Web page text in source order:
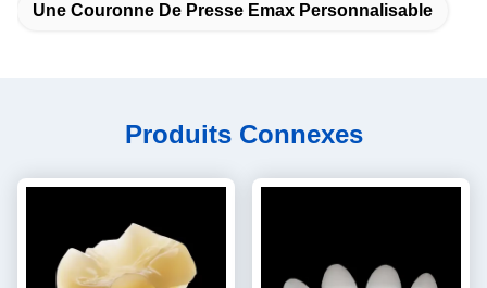
Une Couronne De Presse Emax Personnalisable
Produits Connexes